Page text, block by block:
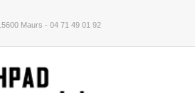
Maurs - 04 71 49 01 92